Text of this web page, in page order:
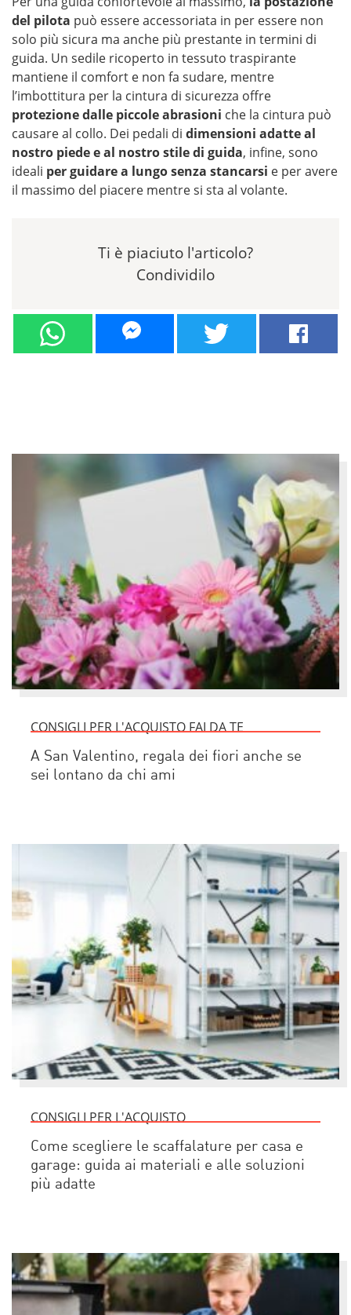
del pilota può essere accessoriata in per essere non
solo più sicura ma anche più prestante in termini di
guida. Un sedile ricoperto in tessuto traspirante
mantiene il comfort e non fa sudare, mentre
l’imbottitura per la cintura di sicurezza offre
protezione dalle piccole abrasioni che la cintura può
causare al collo. Dei pedali di dimensioni adatte al
nostro piede e al nostro stile di guida, infine, sono
ideali per guidare a lungo senza stancarsi e per avere
il massimo del piacere mentre si sta al volante.
Ti è piaciuto l'articolo?
Condividilo
CONSIGLI PER L'ACQUISTO FAI DA TE
A San Valentino, regala dei fiori anche se
sei lontano da chi ami
CONSIGLI PER L'ACQUISTO
Come scegliere le scaffalature per casa e
garage: guida ai materiali e alle soluzioni
più adatte